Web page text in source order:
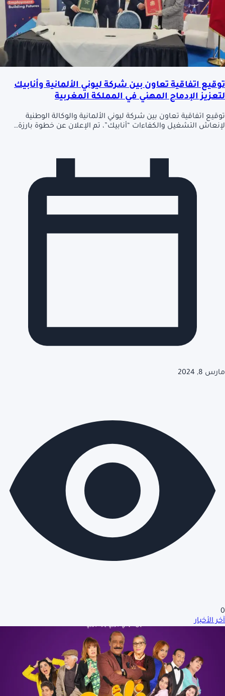
توقيع اتفاقية تعاون بين شركة ليوني الألمانية وأنابيك
لتعزيز الإدماج المهني في المملكة المغربية
توقيع اتفاقية تعاون بين شركة ليوني الألمانية والوكالة الوطنية
لإنعاش التشغيل والكفاءات “أنابيك”، تم الإعلان عن خطوة بارزة…
مارس 8, 2024
0
آخر الأخبار